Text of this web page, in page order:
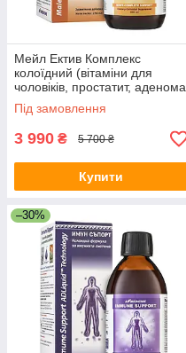
Мейл Ектив Комплекс
колоїдний (вітаміни для
чоловіків, простатит, аденома
простати, онкологія,
покращує ерекцію, статевий
Під замовлення
3 990 ₴ 5 700 ₴
Купити
–30%